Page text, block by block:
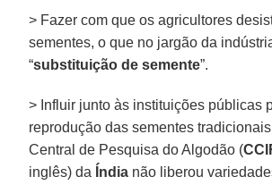
> Fazer com que os agricultores
sementes, o que no jargão da
“substituição de semente”.
> Influir junto às instituições públicas
reprodução das sementes
Central de Pesquisa do Algodão (
inglês) da Índia não liberou